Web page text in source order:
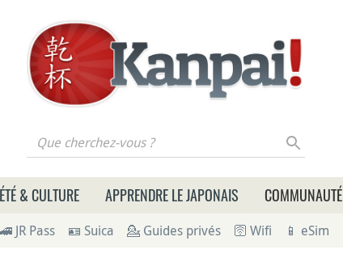
vous ?
& CULTURE APPRENDRE LE JAPONAIS COMMUNAUTÉ
🚄 JR Pass 🪪 Suica 💁 Guides privés 🛜 Wifi 📱 eSim